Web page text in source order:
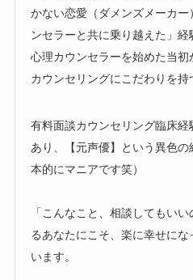
かない恋愛（ダメンズメーカ
ンセラーと共に乗り越えた」経
心理カウンセラーを始めた当
カウンセリングにこだわりを持
有料面談カウンセリング臨床
あり、【元声優】という異色
本的にマニアです笑）
「こんなこと、相談してもい
るあなたにこそ、楽に幸せに
います。